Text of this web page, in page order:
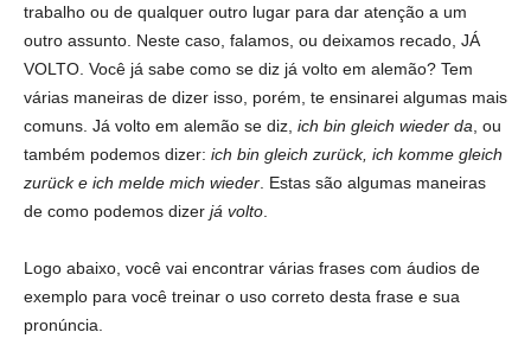
trabalho ou de qualquer outro lugar para dar atenção a um
outro assunto. Neste caso, falamos, ou deixamos recado, JÁ
VOLTO. Você já sabe como se diz já volto em alemão? Tem
várias maneiras de dizer isso, porém, te ensinarei algumas mais
comuns. Já volto em alemão se diz, ich bin gleich wieder da , ou
também podemos dizer: ich bin gleich zurück, ich komme gleich
zurück e ich melde mich wieder . Estas são algumas maneiras
de como podemos dizer já volto
Logo abaixo, você vai encontrar várias frases com áudios de
exemplo para você treinar o uso correto desta frase e sua
pronúncia.